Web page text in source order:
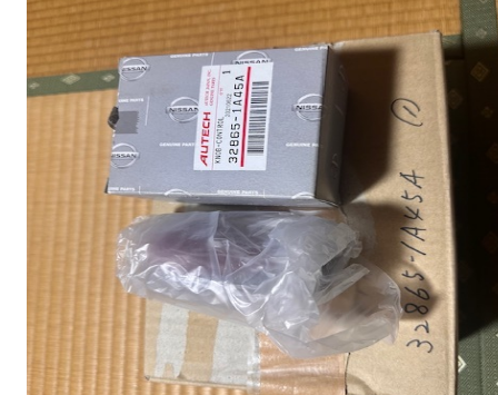
ツ）：パー
ンプリート
レビューを
Z33 シフト
￥
販売単位：4
お申込番号：
ド：842848
／ア